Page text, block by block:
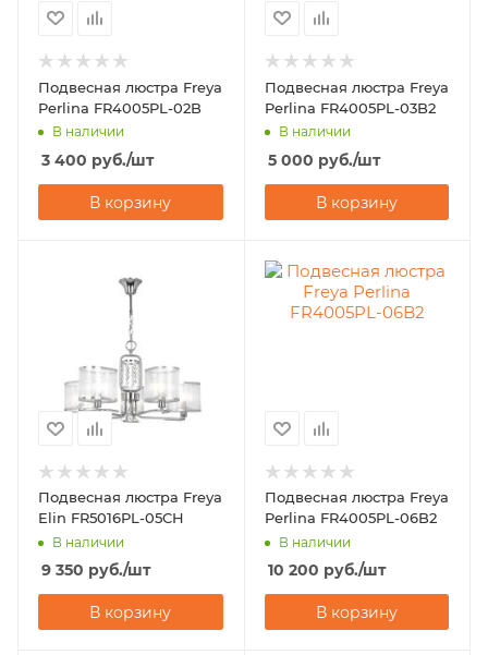
Подвесная люстра Freya
Perlina FR4005PL-02B
В наличии
3 400 руб./шт
В корзину
Подвесная люстра Freya
Perlina FR4005PL-03B2
В наличии
5 000 руб./шт
В корзину
Подвесная люстра Freya
Elin FR5016PL-05CH
В наличии
9 350 руб./шт
В корзину
Подвесная люстра Freya
Perlina FR4005PL-06B2
В наличии
10 200 руб./шт
В корзину